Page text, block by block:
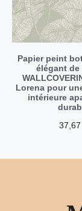
Papier peint
élégant de
Lorena pour
intérieure
37,67